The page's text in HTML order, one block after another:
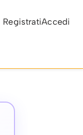
RegistratiAccedi